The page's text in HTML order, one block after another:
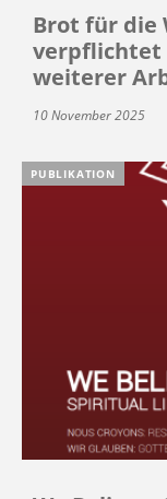
Brot für die
verpflichtet
weiterer
10 November 2025
PUBLIKATION